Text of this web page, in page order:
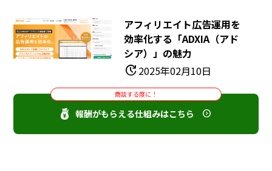
アフィリエイト広告運用を
効率化する「ADXIA（アド
シア）」の魅力
update2025年02月10日
商談する度に！
報酬がもらえる仕組みはこちら